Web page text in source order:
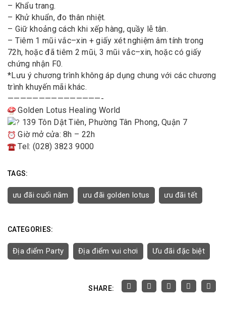
– Khẩu trang.
– Khử khuẩn, đo thân nhiệt.
– Giữ khoảng cách khi xếp hàng, quầy lễ tân.
– Tiêm 1 mũi vắc–xin + giấy xét nghiệm âm tính trong
72h, hoặc đã tiêm 2 mũi, 3 mũi vắc–xin, hoặc có giấy
chứng nhận F0.
*Lưu ý chương trình không áp dụng chung với các chương
trình khuyến mãi khác.
———————————————-
Golden Lotus Healing World
139 Tôn Dật Tiên, Phường Tân Phong, Quận 7
Giờ mở cửa: 8h – 22h
Tel: (028) 3823 9000
TAGS:
ưu đãi cuối năm ưu đãi golden lotus ưu đãi tết
CATEGORIES:
Địa điểm Party Địa điểm vui chơi Ưu đãi đặc biệt
SHARE: